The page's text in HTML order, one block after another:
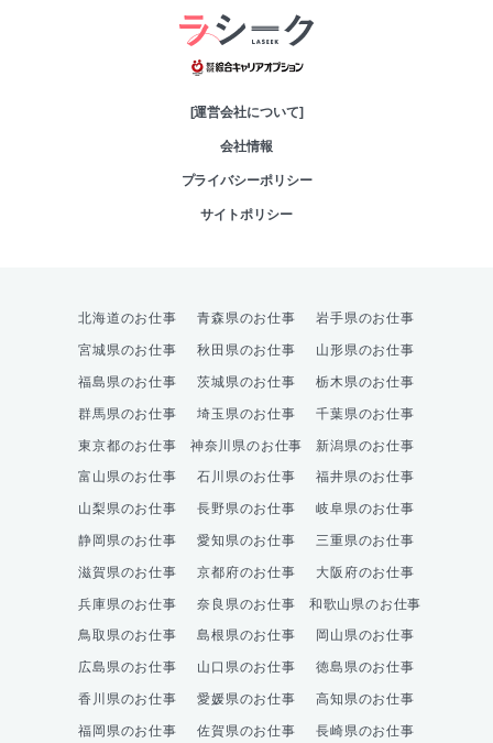
[運営会社について]
会社情報
プライバシーポリシー
サイトポリシー
北海道のお仕事 青森県のお仕事 岩手県のお仕事
宮城県のお仕事 秋田県のお仕事 山形県のお仕事
福島県のお仕事 茨城県のお仕事 栃木県のお仕事
群馬県のお仕事 埼玉県のお仕事 千葉県のお仕事
東京都のお仕事 神奈川県のお仕事 新潟県のお仕事
富山県のお仕事 石川県のお仕事 福井県のお仕事
山梨県のお仕事 長野県のお仕事 岐阜県のお仕事
静岡県のお仕事 愛知県のお仕事 三重県のお仕事
滋賀県のお仕事 京都府のお仕事 大阪府のお仕事
兵庫県のお仕事 奈良県のお仕事 和歌山県のお仕事
鳥取県のお仕事 島根県のお仕事 岡山県のお仕事
広島県のお仕事 山口県のお仕事 徳島県のお仕事
香川県のお仕事 愛媛県のお仕事 高知県のお仕事
福岡県のお仕事 佐賀県のお仕事 長崎県のお仕事